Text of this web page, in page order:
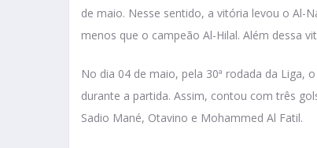
de maio. Nesse sentido, a vitória levou o Al-
menos que o campeão Al-Hilal. Além dessa
No dia 04 de maio, pela 30ª rodada da Liga,
durante a partida. Assim, contou com três
Sadio Mané, Otavino e Mohammed Al Fatil.